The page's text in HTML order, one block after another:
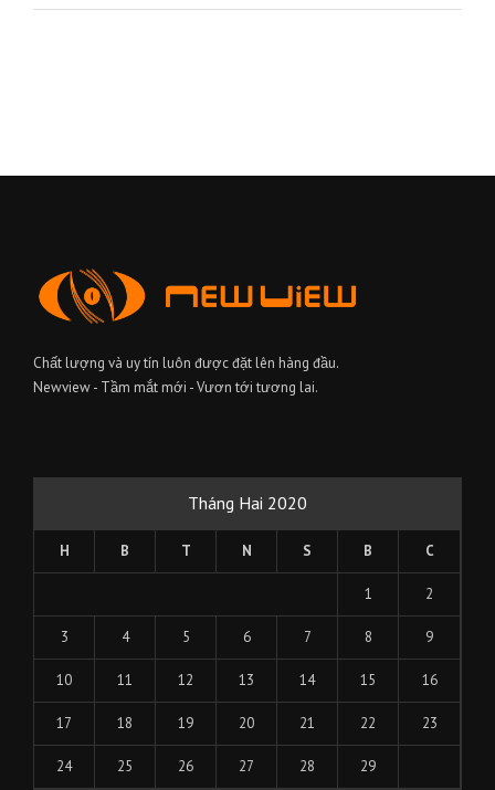
Chất lượng và uy tín luôn được đặt lên hàng đầu.
Newview - Tầm mắt mới - Vươn tới tương lai.
Tháng Hai 2020
H B T N S B C
1 2
3 4 5 6 7 8 9
10 11 12 13 14 15 16
17 18 19 20 21 22 23
24 25 26 27 28 29